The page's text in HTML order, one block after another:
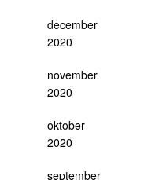
december
2020
november
2020
oktober
2020
september